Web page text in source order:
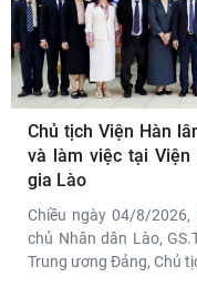
Chủ tịch Viện Hàn
và làm việc tại Viện
gia Lào
Chiều ngày 04/8/2026,
chủ Nhân dân Lào,
Trung ương Đảng, Chủ